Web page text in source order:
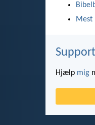
Mest
Hjælp mig